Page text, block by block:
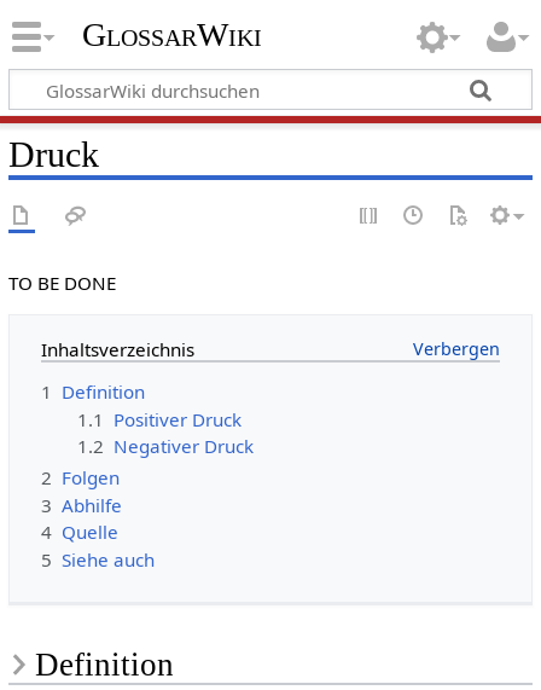
GlossarWiki
Druck
TO BE DONE
Inhaltsverzeichnis
1 Definition
1.1 Positiver Druck
1.2 Negativer Druck
2 Folgen
3 Abhilfe
4 Quelle
5 Siehe auch
Definition